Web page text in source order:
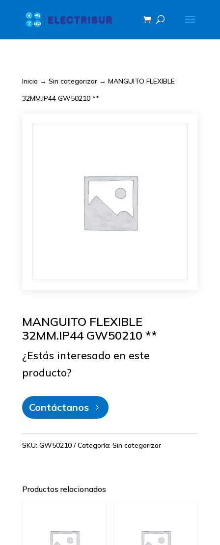
Inicio → Sin categorizar→ MANGUITO FLEXIBLE
32MM.IP44 GW50210 **
MANGUITO FLEXIBLE
32MM.IP44 GW50210 **
¿Estás interesado en este
producto?
Contáctanos
SKU: GW50210 Categoría: Sin categorizar
Productos relacionados